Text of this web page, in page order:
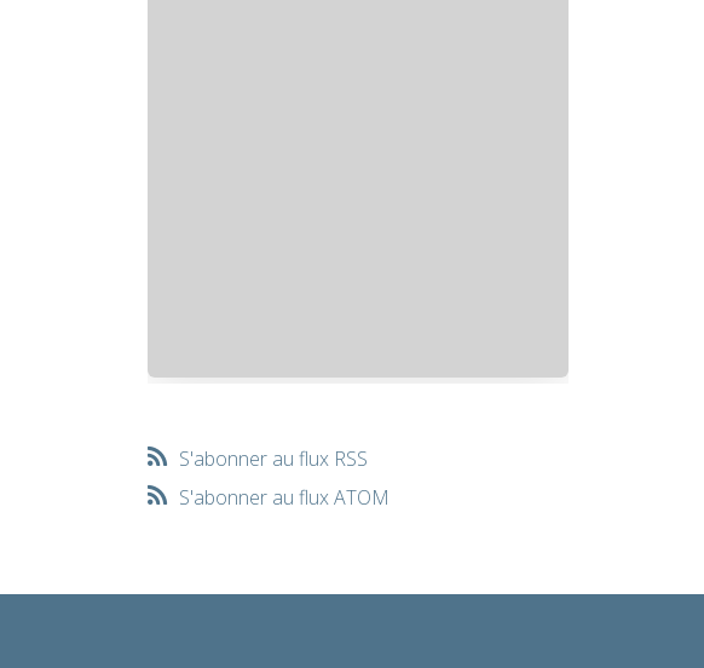
S'abonner au flux RSS
S'abonner au flux ATOM